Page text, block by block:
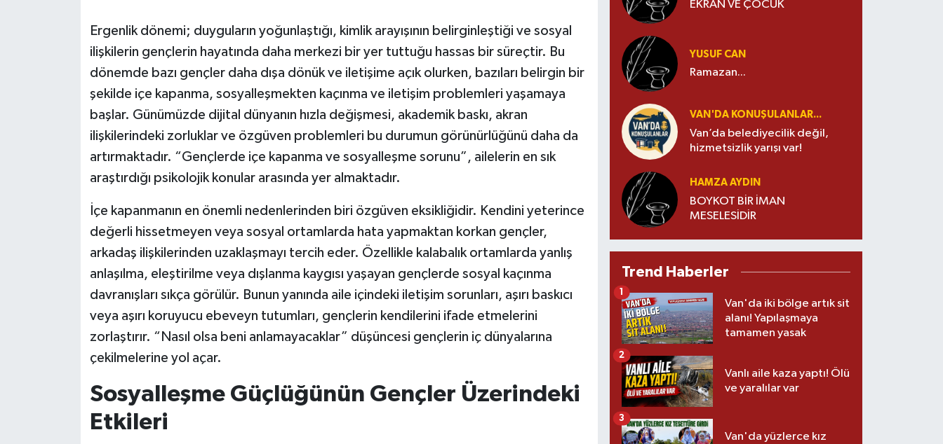
Ergenlik dönemi; duyguların yoğunlaştığı, kimlik arayışının belirginleştiği ve sosyal
ilişkilerin gençlerin hayatında daha merkezi bir yer tuttuğu hassas bir süreçtir. Bu
dönemde bazı gençler daha dışa dönük ve iletişime açık olurken, bazıları belirgin bir
şekilde içe kapanma, sosyalleşmekten kaçınma ve iletişim problemleri yaşamaya
başlar. Günümüzde dijital dünyanın hızla değişmesi, akademik baskı, akran
ilişkilerindeki zorluklar ve özgüven problemleri bu durumun görünürlüğünü daha da
artırmaktadır. “Gençlerde içe kapanma ve sosyalleşme sorunu”, ailelerin en sık
araştırdığı psikolojik konular arasında yer almaktadır.
İçe kapanmanın en önemli nedenlerinden biri özgüven eksikliğidir. Kendini yeterince
değerli hissetmeyen veya sosyal ortamlarda hata yapmaktan korkan gençler,
arkadaş ilişkilerinden uzaklaşmayı tercih eder. Özellikle kalabalık ortamlarda yanlış
anlaşılma, eleştirilme veya dışlanma kaygısı yaşayan gençlerde sosyal kaçınma
davranışları sıkça görülür. Bunun yanında aile içindeki iletişim sorunları, aşırı baskıcı
veya aşırı koruyucu ebeveyn tutumları, gençlerin kendilerini ifade etmelerini
zorlaştırır. “Nasıl olsa beni anlamayacaklar” düşüncesi gençlerin iç dünyalarına
çekilmelerine yol açar.
Sosyalleşme Güçlüğünün Gençler Üzerindeki
Etkileri
EKRAN VE ÇOCUK
YUSUF CAN
Ramazan...
VAN'DA KONUŞULANLAR...
Van’da belediyecilik değil,
hizmetsizlik yarışı var!
HAMZA AYDIN
BOYKOT BİR İMAN
MESELESİDİR
Trend Haberler
Van'da iki bölge artık sit
alanı! Yapılaşmaya
tamamen yasak
1
Vanlı aile kaza yaptı! Ölü
ve yaralılar var
2
Van'da yüzlerce kız
3
RESMİ İLANLAR